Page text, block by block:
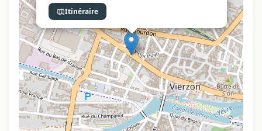
Itinéraire